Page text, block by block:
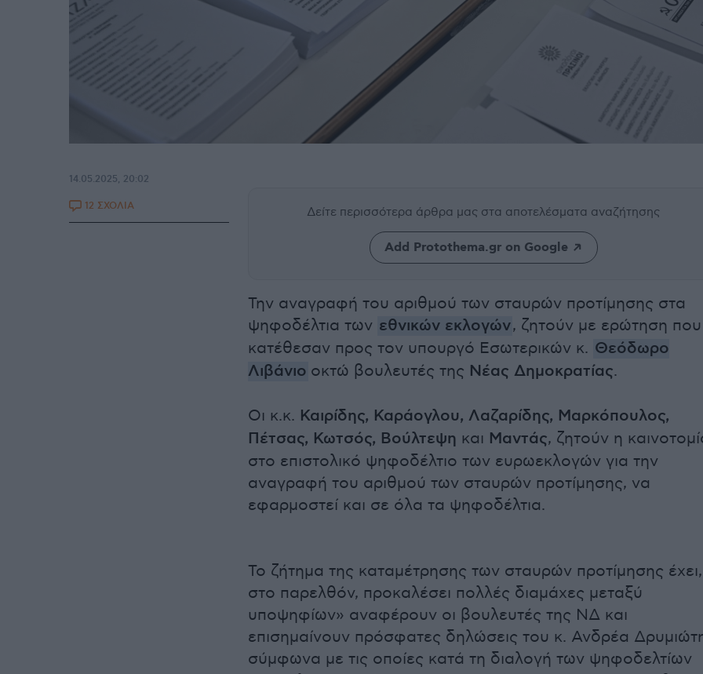
Δείτε περισσότερα άρθρα μας στα αποτελέσματα αναζήτησης
Add Protothema.gr on Google
Την αναγραφή του αριθμού των σταυρών προτίμησης στα
ψηφοδέλτια των εθνικών εκλογών, ζητούν με ερώτηση που
κατέθεσαν προς τον υπουργό Εσωτερικών κ. Θεόδωρο
Λιβάνιο οκτώ βουλευτές της Νέας Δημοκρατίας.
Οι κ.κ. Καιρίδης, Καράογλου, Λαζαρίδης, Μαρκόπουλος,
Πέτσας, Κωτσός, Βούλτεψη και Μαντάς, ζητούν η
στο επιστολικό ψηφοδέλτιο των ευρωεκλογών για την
αναγραφή του αριθμού των σταυρών προτίμησης, να
εφαρμοστεί και σε όλα τα ψηφοδέλτια.
Το ζήτημα της καταμέτρησης των σταυρών προτίμησης έχει,
στο παρελθόν, προκαλέσει πολλές διαμάχες μεταξύ
υποψηφίων» αναφέρουν οι βουλευτές της ΝΔ και
επισημαίνουν πρόσφατες δηλώσεις του κ. Ανδρέα
σύμφωνα με τις οποίες κατά τη διαλογή των ψηφοδελτίων
14.05.2025, 20:02
12 ΣΧΟΛΙΑ